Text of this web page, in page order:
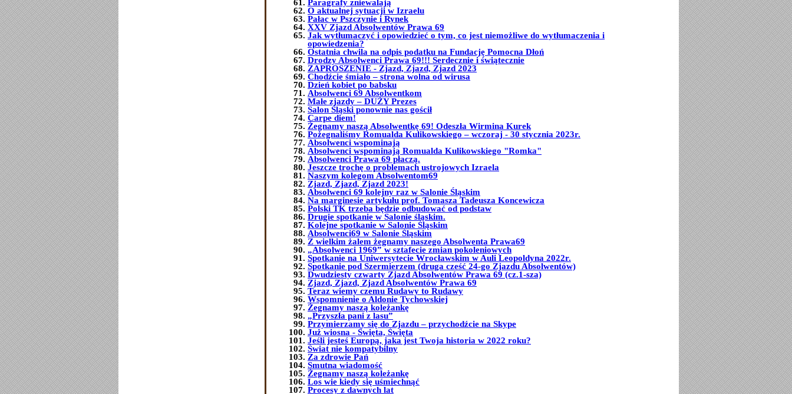
Paragrafy zniewalają
O aktualnej sytuacji w Izraelu
Pałac w Pszczynie i Rynek
XXV Zjazd Absolwentów Prawa 69
Jak wytłumaczyć i opowiedzieć o tym, co jest niemożliwe do wytłumaczenia i
opowiedzenia?
Ostatnia chwila na odpis podatku na Fundację Pomocna Dłoń
Drodzy Absolwenci Prawa 69!!! Serdecznie i świątecznie
ZAPROSZENIE - Zjazd, Zjazd, Zjazd 2023
Chodźcie śmiało – strona wolna od wirusa
Dzień kobiet po babsku
Absolwenci 69 Absolwentkom
Małe zjazdy – DUŻY Prezes
Salon Śląski ponownie nas gościł
Carpe diem!
Żegnamy naszą Absolwentkę 69! Odeszła Wirmina Kurek
Pożegnaliśmy Romualda Kulikowskiego – wczoraj - 30 stycznia 2023r.
Absolwenci wspominają
Absolwenci wspominają Romualda Kulikowskiego "Romka"
Absolwenci Prawa 69 płaczą.
Jeszcze trochę o problemach ustrojowych Izraela
Naszym kolegom Absolwentom69
Zjazd, Zjazd, Zjazd 2023!
Absolwenci 69 kolejny raz w Salonie Śląskim
Na marginesie artykułu prof. Tomasza Tadeusza Koncewicza
Polski TK trzeba będzie odbudować od podstaw
Drugie spotkanie w Salonie śląskim.
Kolejne spotkanie w Salonie Śląskim
Absolwenci69 w Salonie Śląskim
Z wielkim żalem żegnamy naszego Absolwenta Prawa69
„Absolwenci 1969” w sztafecie zmian pokoleniowych
Spotkanie na Uniwersytecie Wrocławskim w Auli Leopoldyna 2022r.
Spotkanie pod Szermierzem (druga cześć 24-go Zjazdu Absolwentów)
Dwudziesty czwarty Zjazd Absolwentów Prawa 69 (cz.1-sza)
Zjazd, Zjazd, Zjazd Absolwentów Prawa 69
Teraz wiemy czemu Rudawy to Rudawy
Wspomnienie o Aldonie Tychowskiej
Żegnamy naszą koleżankę
„Przyszła pani z lasu”
Przymierzamy się do Zjazdu – przychodźcie na Skype
Już wiosna - Święta, Święta
Jeśli jesteś Europą, jaka jest Twoja historia w 2022 roku?
Świat nie kompatybilny
Za zdrowie Pań
Smutna wiadomość
Żegnamy naszą koleżankę
Los wie kiedy się uśmiechnąć
Procesy z dawnych lat